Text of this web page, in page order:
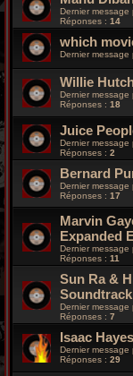
Dernier message
Réponses : 14
which
Dernier message
Willie
Dernier message
Réponses : 18
Juice
Dernier message
Réponses : 2
Bernard
Dernier message
Réponses : 17
Marvin
Expanded
Dernier message
Réponses : 11
Sun Ra &
Soundtrack
Dernier message
Réponses : 7
Isaac
Dernier message
Réponses : 29